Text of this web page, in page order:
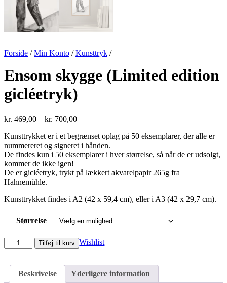
Forside /Min Konto /Kunsttryk /
Ensom skygge (Limited edition
gicléetryk)
kr. 469,00 – kr. 700,00Prisinterval:
til
kr. 700,00
Kunsttrykket er i et begrænset oplag på 50 eksemplarer, der alle er
nummereret og signeret i hånden.
De findes kun i 50 eksemplarer i hver størrelse, så når de er udsolgt,
kommer de ikke igen!
De er gicléetryk, trykt på lækkert akvarelpapir 265g fra
Hahnemühle.
Kunsttrykket findes i A2 (42 x 59,4 cm), eller i A3 (42 x 29,7 cm).
Størrelse
Ensom
skygge
edition
gicléetryk)
Tilføj til kurv Wishlist
Beskrivelse Yderligere information